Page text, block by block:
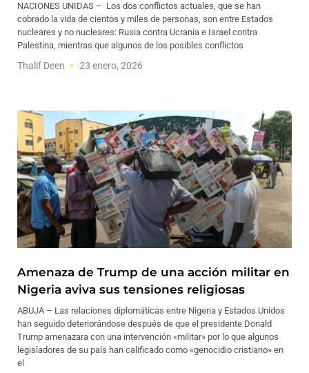
NACIONES UNIDAS – Los dos conflictos actuales, que se han
cobrado la vida de cientos y miles de personas, son entre Estados
nucleares y no nucleares: Rusia contra Ucrania e Israel contra
Palestina, mientras que algunos de los posibles conflictos
Thalif Deen 23 enero, 2026
Amenaza de Trump de una acción militar en
Nigeria aviva sus tensiones religiosas
ABUJA – Las relaciones diplomáticas entre Nigeria y Estados Unidos
han seguido deteriorándose después de que el presidente Donald
Trump amenazara con una intervención «militar» por lo que algunos
legisladores de su país han calificado como «genocidio cristiano» en
el